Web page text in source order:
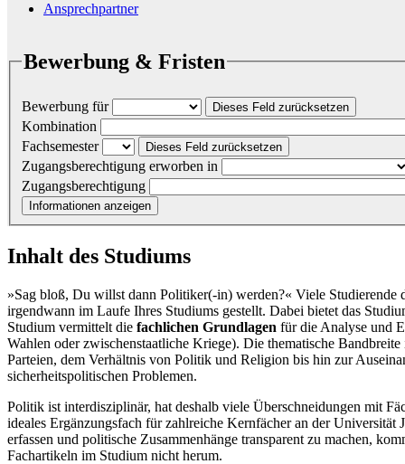
Ansprechpartner
Bewerbung & Fristen
Bewerbung für Dieses Feld zurücksetzen
Kombination
Fachsemester
Dieses Feld zurücksetzen
Zugangsberechtigung erworben in
Zugangsberechtigung
Informationen anzeigen
Inhalt des Studiums
»Sag bloß, Du willst dann Politiker(-in) werden?« Viele Studierende
irgendwann im Laufe Ihres Studiums gestellt. Dabei bietet das
Studium vermittelt die fachlichen Grundlagen für die Analyse und
Wahlen oder zwischenstaatliche Kriege). Die thematische
Parteien, dem Verhältnis von Politik und Religion bis hin zur
sicherheitspolitischen Problemen.
Politik ist interdisziplinär, hat deshalb viele Überschneidungen mit
ideales Ergänzungsfach für zahlreiche Kernfächer an der Universität
erfassen und politische Zusammenhänge transparent zu machen,
Fachartikeln im Studium nicht herum.